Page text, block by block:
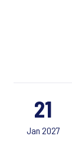
21
Jan 2027